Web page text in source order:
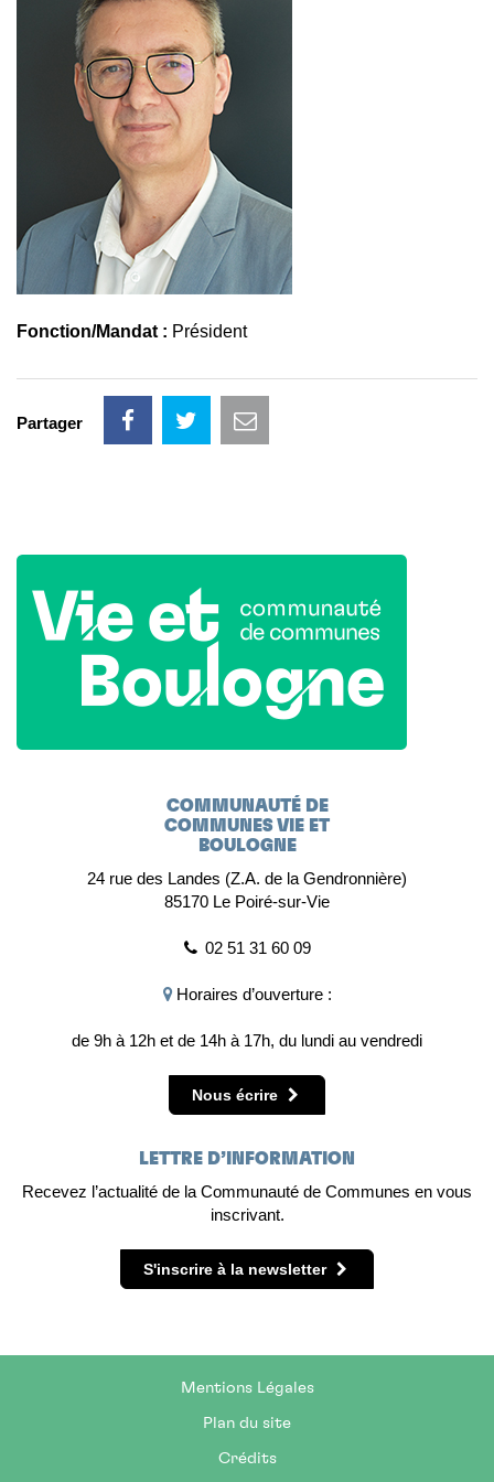
Fonction/Mandat : Président
Partager
COMMUNAUTÉ DE
COMMUNES VIE ET
BOULOGNE
24 rue des Landes (Z.A. de la Gendronnière)
85170 Le Poiré-sur-Vie
02 51 31 60 09
Horaires d’ouverture :
de 9h à 12h et de 14h à 17h, du lundi au vendredi
Nous écrire
LETTRE D’INFORMATION
Recevez l’actualité de la Communauté de Communes en vous
inscrivant.
S'inscrire à la newsletter
Mentions Légales
Plan du site
Crédits